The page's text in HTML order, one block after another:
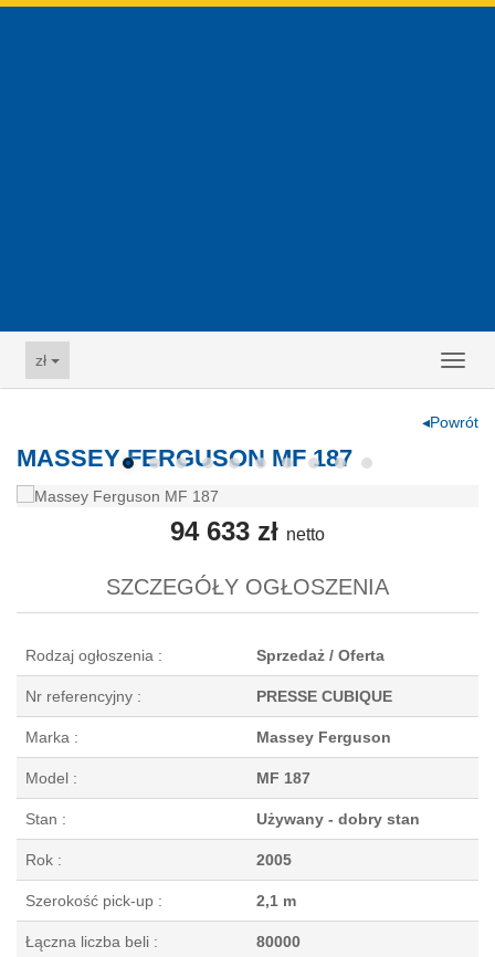
zł
◂Powrót
MASSEY FERGUSON MF 187
94 633 zł netto
SZCZEGÓŁY OGŁOSZENIA
Rodzaj ogłoszenia : Sprzedaż / Oferta
Nr referencyjny : PRESSE CUBIQUE
Marka : Massey Ferguson
Model : MF 187
Stan : Używany - dobry stan
Rok : 2005
Szerokość pick-up : 2,1 m
Łączna liczba beli : 80000